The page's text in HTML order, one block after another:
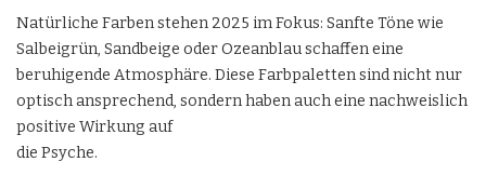
Natürliche Farben stehen 2025 im Fokus: Sanfte Töne wie
Salbeigrün, Sandbeige oder Ozeanblau schaffen eine
beruhigende Atmosphäre. Diese Farbpaletten sind nicht nur
optisch ansprechend, sondern haben auch eine nachweislich
positive Wirkung auf
die Psyche.